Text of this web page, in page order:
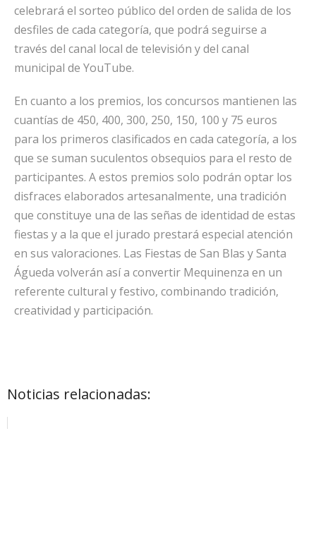
celebrará el sorteo público del orden de salida de los
desfiles de cada categoría, que podrá seguirse a
través del canal local de televisión y del canal
municipal de YouTube.
En cuanto a los premios, los concursos mantienen las
cuantías de 450, 400, 300, 250, 150, 100 y 75 euros
para los primeros clasificados en cada categoría, a los
que se suman suculentos obsequios para el resto de
participantes. A estos premios solo podrán optar los
disfraces elaborados artesanalmente, una tradición
que constituye una de las señas de identidad de estas
fiestas y a la que el jurado prestará especial atención
en sus valoraciones. Las Fiestas de San Blas y Santa
Águeda volverán así a convertir Mequinenza en un
referente cultural y festivo, combinando tradición,
creatividad y participación.
Noticias relacionadas: